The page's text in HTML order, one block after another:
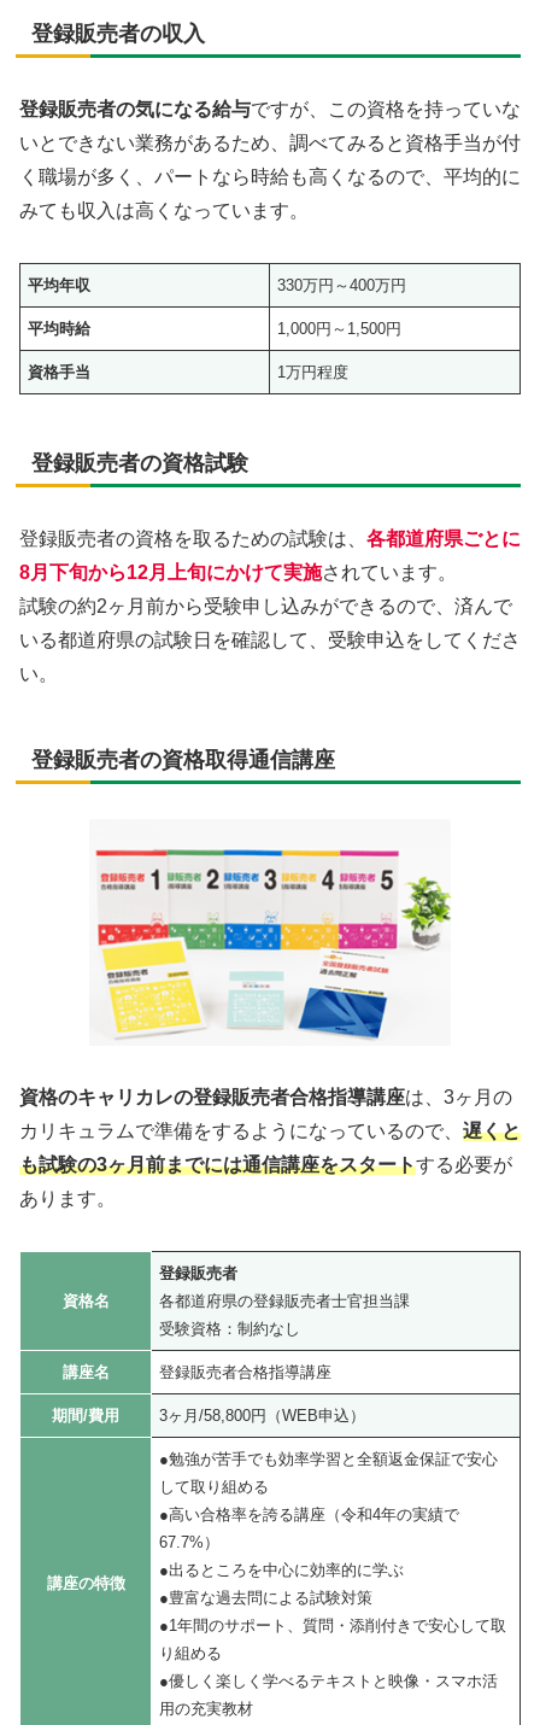
登録販売者の収入
登録販売者の気になる給与ですが、この資格を持っていな
いとできない業務があるため、調べてみると資格手当が付
く職場が多く、パートなら時給も高くなるので、平均的に
みても収入は高くなっています。
平均年収 330万円～400万円
平均時給 1,000円～1,500円
資格手当 1万円程度
登録販売者の資格試験
登録販売者の資格を取るための試験は、 各都道府県ごとに
8月下旬から12月上旬にかけて実施されています。
試験の約2ヶ月前から受験申し込みができるので、済んで
いる都道府県の試験日を確認して、受験申込をしてくださ
い。
登録販売者の資格取得通信講座
資格のキャリカレの登録販売者合格指導講座は、3ヶ月の
カリキュラムで準備をするようになっているので、 遅くと
も試験の3ヶ月前までには通信講座をスタートする必要が
あります。
資格名
登録販売者
各都道府県の登録販売者士官担当課
受験資格：制約なし
講座名 登録販売者合格指導講座
期間/費用 3ヶ月/58,800円（WEB申込）
講座の特徴
●勉強が苦手でも効率学習と全額返金保証で安心
して取り組める
●高い合格率を誇る講座（令和4年の実績で
67.7%）
●出るところを中心に効率的に学ぶ
●豊富な過去問による試験対策
●1年間のサポート、質問・添削付きで安心して取
り組める
●優しく楽しく学べるテキストと映像・スマホ活
用の充実教材